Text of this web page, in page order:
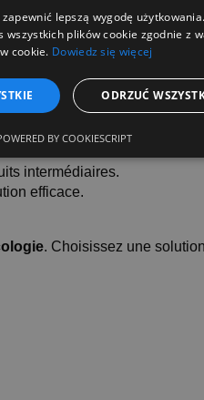
une
intermédiaires.
efficace.
. Choisissez une
lepszą wygodę
wszystkich plików cookie zgodnie z
cookie. Dowiedz się więcej
ODRZUĆ
BY COOKIESCRIPT